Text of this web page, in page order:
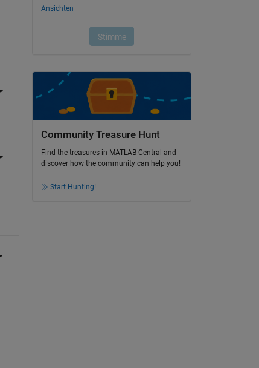
Community Treasure Hunt
Find the treasures in MATLAB Central and
discover how the community can help you!
Start Hunting!